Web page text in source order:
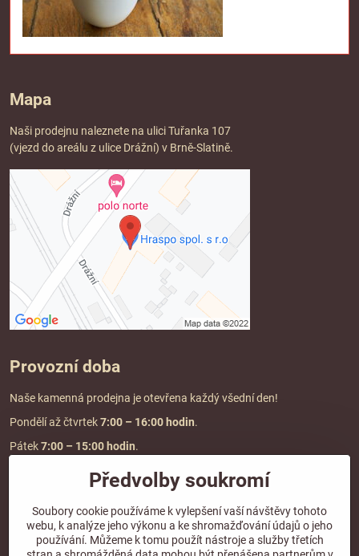
Mapa
Naši prodejnu naleznete na ulici Tuřanka 107
(vjezd do areálu z ulice Drážní) v Brně-Slatině.
Provozní doba
Naše kamenná prodejna je otevřena každý všední den!
Pondělí až čtvrtek7:00 – 16:00 hodin.
Pátek7:00 – 15:00 hodin.
Doprava a platba
DOPRAVA ZDARMA
při objednávce nad2000 Kč vč. DPH.
Předvolby soukromí
Soubory cookie používáme k vylepšení vaší návštěvy tohoto
webu, k analýze jeho výkonu a ke shromažďování údajů o jeho
používání. Můžeme k tomu použít nástroje a služby třetích